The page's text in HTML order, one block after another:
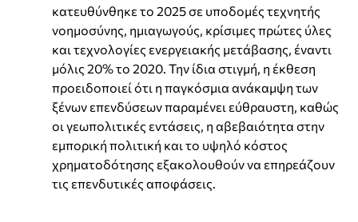
κατευθύνθηκε το 2025 σε υποδομές τεχνητής
νοημοσύνης, ημιαγωγούς, κρίσιμες πρώτες ύλες
και τεχνολογίες ενεργειακής μετάβασης, έναντι
μόλις 20% το 2020. Την ίδια στιγμή, η έκθεση
προειδοποιεί ότι η παγκόσμια ανάκαμψη των
ξένων επενδύσεων παραμένει εύθραυστη, καθώς
οι γεωπολιτικές εντάσεις, η αβεβαιότητα στην
εμπορική πολιτική και το υψηλό κόστος
χρηματοδότησης εξακολουθούν να επηρεάζουν
τις επενδυτικές αποφάσεις.